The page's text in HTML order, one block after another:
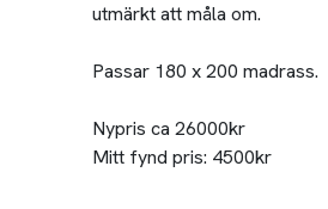
utmärkt att måla om.
Passar 180 x 200 madrass.
Nypris ca 26000kr
Mitt fynd pris: 4500kr